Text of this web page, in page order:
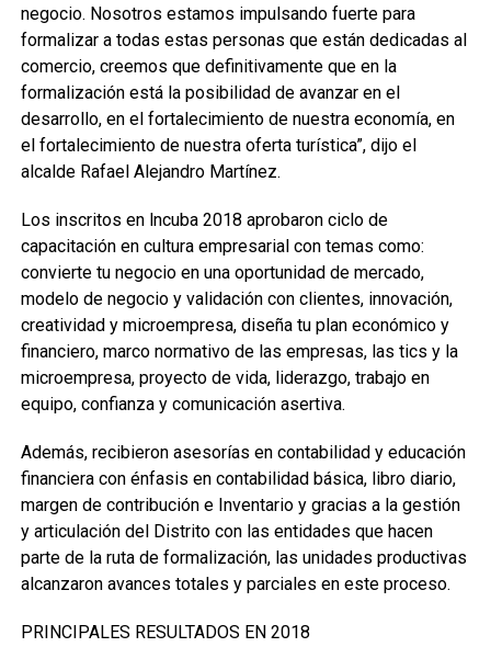
negocio. Nosotros estamos impulsando fuerte para
formalizar a todas estas personas que están dedicadas al
comercio, creemos que definitivamente que en la
formalización está la posibilidad de avanzar en el
desarrollo, en el fortalecimiento de nuestra economía, en
el fortalecimiento de nuestra oferta turística”, dijo el
alcalde Rafael Alejandro Martínez.
Los inscritos en lncuba 2018 aprobaron ciclo de
capacitación en cultura empresarial con temas como:
convierte tu negocio en una oportunidad de mercado,
modelo de negocio y validación con clientes, innovación,
creatividad y microempresa, diseña tu plan económico y
financiero, marco normativo de las empresas, las tics y la
microempresa, proyecto de vida, liderazgo, trabajo en
equipo, confianza y comunicación asertiva.
Además, recibieron asesorías en contabilidad y educación
financiera con énfasis en contabilidad básica, libro diario,
margen de contribución e Inventario y gracias a la gestión
y articulación del Distrito con las entidades que hacen
parte de la ruta de formalización, las unidades productivas
alcanzaron avances totales y parciales en este proceso.
PRINCIPALES RESULTADOS EN 2018